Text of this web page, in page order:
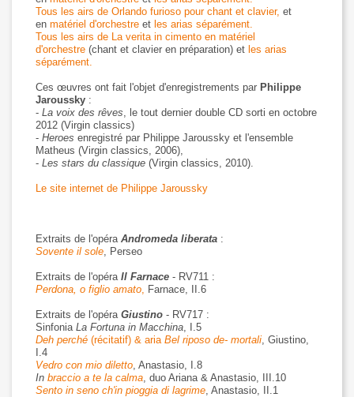
Tous les airs de Orlando furioso pour chant et clavier, et
en matériel d'orchestre et les arias séparément.
Tous les airs de La verita in cimento en matériel
d'orchestre (chant et clavier en préparation) et les arias
séparément.
Ces œuvres ont fait l'objet d'enregistrements par Philippe
Jaroussky :
- La voix des rêves , le tout dernier double CD sorti en octobre
2012 (Virgin classics)
- Heroes enregistré par Philippe Jaroussky et l'ensemble
Matheus (Virgin classics, 2006),
- Les stars du classique (Virgin classics, 2010).
Le site internet de Philippe Jaroussky
Extraits de l'opéra Andromeda liberata :
Sovente il sole , Perseo
Extraits de l'opéra Il Farnace - RV711 :
Perdona, o figlio amato Farnace, II.6
Extraits de l'opéra Giustino - RV717 :
Sinfonia La Fortuna in Macchina , I.5
Deh perché (récitatif) & aria Bel riposo de- mortali , Giustino,
I.4
Vedro con mio diletto , Anastasio, I.8
In braccio a te la calma , duo Ariana & Anastasio, III.10
Sento in seno ch'in pioggia di lagrime , Anastasio, II.1